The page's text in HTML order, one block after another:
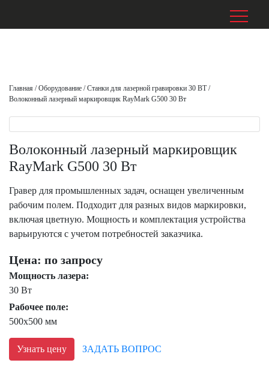
Главная / Оборудование / Станки для лазерной гравировки 30 ВТ /
Волоконный лазерный маркировщик RayMark G500 30 Вт
Волоконный лазерный маркировщик
RayMark G500 30 Вт
Гравер для промышленных задач, оснащен увеличенным
рабочим полем. Подходит для разных видов маркировки,
включая цветную. Мощность и комплектация устройства
варьируются с учетом потребностей заказчика.
Цена: по запросу
Мощность лазера:
30 Вт
Рабочее поле:
500x500 мм
Узнать цену ЗАДАТЬ ВОПРОС